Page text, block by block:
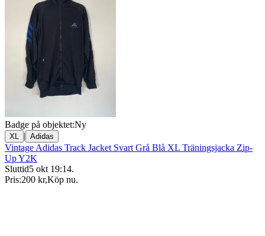
Badge på objektet:Ny
XL | Adidas
Vintage Adidas Track Jacket Svart Grå Blå XL Träningsjacka Zip-
Up Y2K
Sluttid5 okt 19:14.
Pris:200 kr,Köp nu.